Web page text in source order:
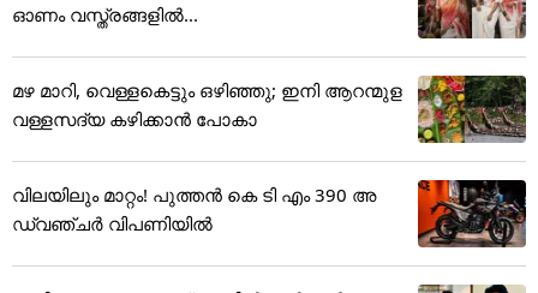
ഓണം വസ്ത്രങ്ങളിൽ...
മഴ മാറി, വെള്ളകെട്ടും ഒഴിഞ്ഞു; ഇനി ആറന്മുള
വള്ളസദ്യ കഴിക്കാൻ പോകാ
വിലയിലും മാറ്റം! പുത്തൻ കെ ടി എം 390 അ
ഡ്വഞ്ചർ വിപണിയിൽ